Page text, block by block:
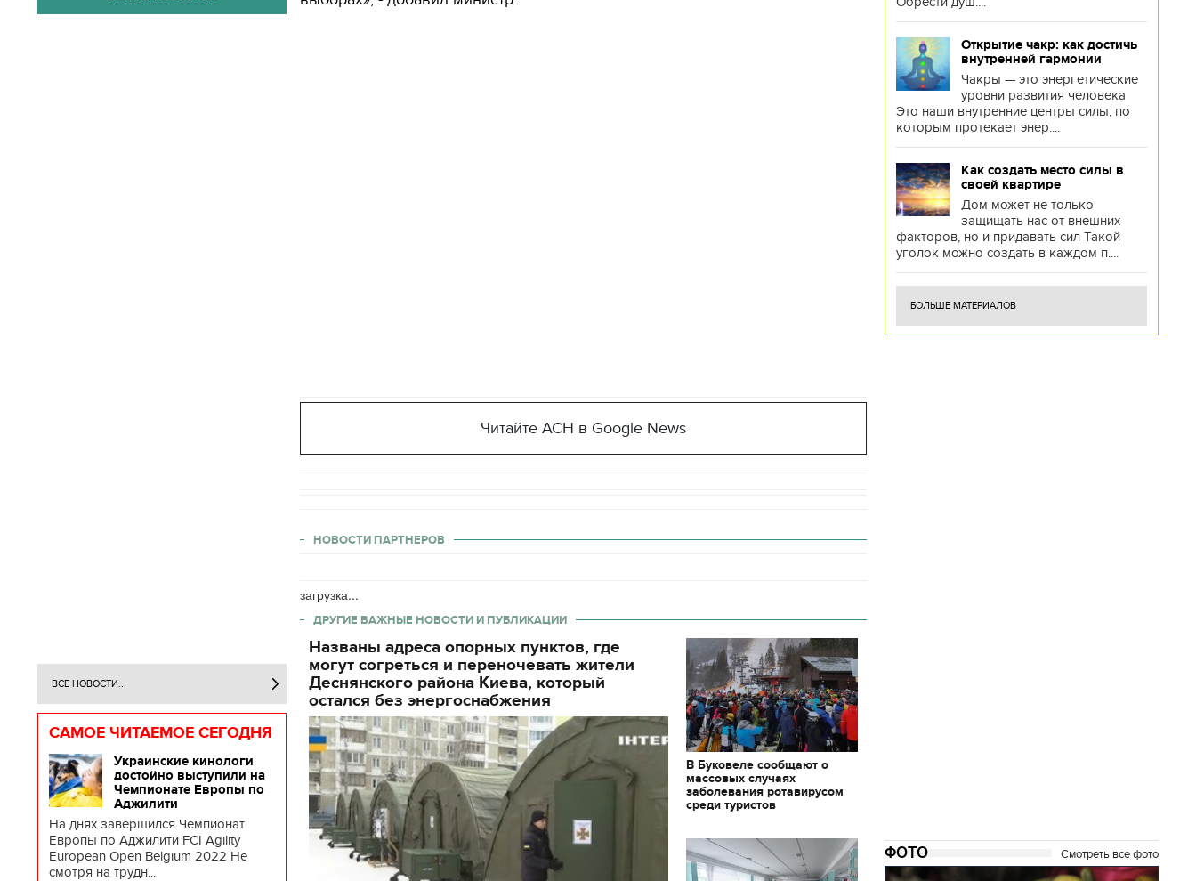
ВСЕ НОВОСТИ...
САМОЕ ЧИТАЕМОЕ СЕГОДНЯ
Украинские кинологи
достойно выступили на
Чемпионате Европы по
Аджилити
На днях завершился Чемпионат
Европы по Аджилити FCI Agility
European Open Belgium 2022 Не
смотря на трудн...
Читайте АСН в Google News
НОВОСТИ ПАРТНЕРОВ
загрузка...
ДРУГИЕ ВАЖНЫЕ НОВОСТИ И ПУБЛИКАЦИИ
Названы адреса опорных пунктов, где
могут согреться и переночевать жители
Деснянского района Киева, который
остался без энергоснабжения
В Буковеле сообщают о
массовых случаях
заболевания ротавирусом
среди туристов
Открытие чакр: как достичь
внутренней гармонии
Чакры — это энергетические
уровни развития человека
Это наши внутренние центры силы, по
которым протекает энер....
Как создать место силы в
своей квартире
Дом может не только
защищать нас от внешних
факторов, но и придавать сил Такой
уголок можно создать в каждом п....
БОЛЬШЕ МАТЕРИАЛОВ
ФОТО Смотреть все фото